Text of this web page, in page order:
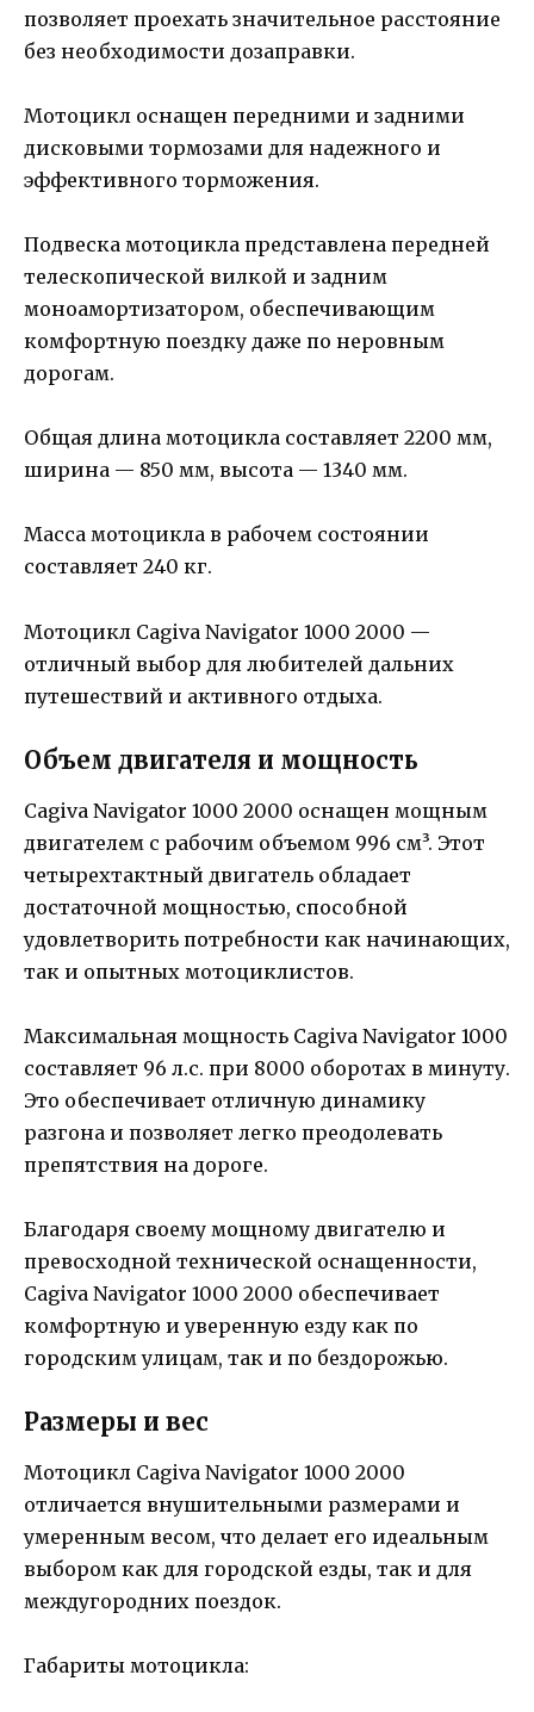
позволяет проехать значительное расстояние
без необходимости дозаправки.
Мотоцикл оснащен передними и задними
дисковыми тормозами для надежного и
эффективного торможения.
Подвеска мотоцикла представлена передней
телескопической вилкой и задним
моноамортизатором, обеспечивающим
комфортную поездку даже по неровным
дорогам.
Общая длина мотоцикла составляет 2200 мм,
ширина — 850 мм, высота — 1340 мм.
Масса мотоцикла в рабочем состоянии
составляет 240 кг.
Мотоцикл Cagiva Navigator 1000 2000 —
отличный выбор для любителей дальних
путешествий и активного отдыха.
Объем двигателя и мощность
Cagiva Navigator 1000 2000 оснащен мощным
двигателем с рабочим объемом 996 см³. Этот
четырехтактный двигатель обладает
достаточной мощностью, способной
удовлетворить потребности как начинающих,
так и опытных мотоциклистов.
Максимальная мощность Cagiva Navigator 1000
составляет 96 л.с. при 8000 оборотах в минуту.
Это обеспечивает отличную динамику
разгона и позволяет легко преодолевать
препятствия на дороге.
Благодаря своему мощному двигателю и
превосходной технической оснащенности,
Cagiva Navigator 1000 2000 обеспечивает
комфортную и уверенную езду как по
городским улицам, так и по бездорожью.
Размеры и вес
Мотоцикл Cagiva Navigator 1000 2000
отличается внушительными размерами и
умеренным весом, что делает его идеальным
выбором как для городской езды, так и для
междугородних поездок.
Габариты мотоцикла: